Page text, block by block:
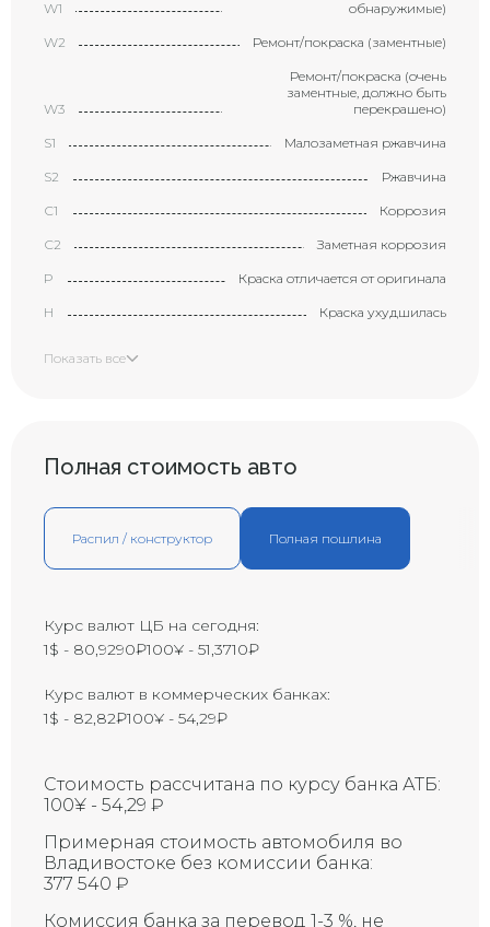
W1
обнаружимые)
W2 Ремонт/покраска (заментные)
W3
Ремонт/покраска (очень
заментные, должно быть
перекрашено)
S1 Малозаметная ржавчина
S2 Ржавчина
С1 Коррозия
С2 Заметная коррозия
P Краска отличается от оригинала
H Краска ухудшилась
Большая вмятина с царапиной
(размером с локоть)
Y3
X1
RX
Х
Трещина на ветровом стекле
Скол на стекле (возможна
Показать все
Полная стоимость авто
Распил / конструктор Полная пошлина
Курс валют ЦБ на сегодня:
1$ - 80,9290₽100¥ - 51,3710₽
Курс валют в коммерческих банках:
1$ - 82,82₽100¥ - 54,29₽
Стоимость рассчитана по курсу банка АТБ:
100¥ - 54,29 ₽
Примерная стоимость автомобиля во
Владивостоке без комиссии банка:
377 540 ₽
Комиссия банка за перевод 1-3 %, не